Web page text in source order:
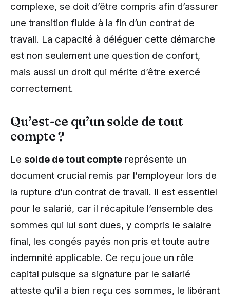
complexe, se doit d’être compris afin d’assurer
une transition fluide à la fin d’un contrat de
travail. La capacité à déléguer cette démarche
est non seulement une question de confort,
mais aussi un droit qui mérite d’être exercé
correctement.
Qu’est-ce qu’un solde de tout
compte ?
Le solde de tout compte représente un
document crucial remis par l’employeur lors de
la rupture d’un contrat de travail. Il est essentiel
pour le salarié, car il récapitule l’ensemble des
sommes qui lui sont dues, y compris le salaire
final, les congés payés non pris et toute autre
indemnité applicable. Ce reçu joue un rôle
capital puisque sa signature par le salarié
atteste qu’il a bien reçu ces sommes, le libérant